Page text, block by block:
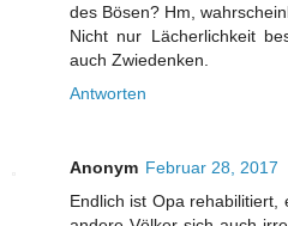
des Bösen? Hm,
Nicht nur Lächerlichkeit
auch Zwiedenken.
Antworten
Anonym Februar 28, 2017
Endlich ist Opa rehabilitiert,